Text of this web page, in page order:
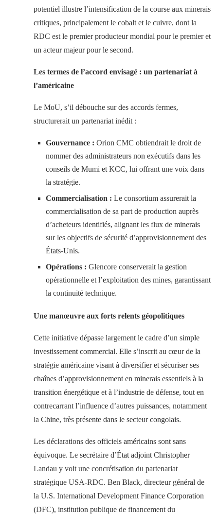
potentiel illustre l’intensification de la course aux minerais
critiques, principalement le cobalt et le cuivre, dont la
RDC est le premier producteur mondial pour le premier et
un acteur majeur pour le second.
Les termes de l’accord envisagé : un partenariat à
l’américaine
Le MoU, s’il débouche sur des accords fermes,
structurerait un partenariat inédit :
Gouvernance : Orion CMC obtiendrait le droit de
nommer des administrateurs non exécutifs dans les
conseils de Mumi et KCC, lui offrant une voix dans
la stratégie.
Commercialisation : Le consortium assurerait la
commercialisation de sa part de production auprès
d’acheteurs identifiés, alignant les flux de minerais
sur les objectifs de sécurité d’approvisionnement des
États-Unis.
Opérations : Glencore conserverait la gestion
opérationnelle et l’exploitation des mines, garantissant
la continuité technique.
Une manœuvre aux forts relents géopolitiques
Cette initiative dépasse largement le cadre d’un simple
investissement commercial. Elle s’inscrit au cœur de la
stratégie américaine visant à diversifier et sécuriser ses
chaînes d’approvisionnement en minerais essentiels à la
transition énergétique et à l’industrie de défense, tout en
contrecarrant l’influence d’autres puissances, notamment
la Chine, très présente dans le secteur congolais.
Les déclarations des officiels américains sont sans
équivoque. Le secrétaire d’État adjoint Christopher
Landau y voit une concrétisation du partenariat
stratégique USA-RDC. Ben Black, directeur général de
la U.S. International Development Finance Corporation
(DFC), institution publique de financement du